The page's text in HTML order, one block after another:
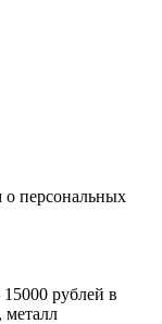
о персональных
рублей в